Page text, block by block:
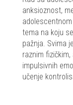
anksioznost,
tema na koju
pažnja. Svima
raznim
impulsivnih
učenje